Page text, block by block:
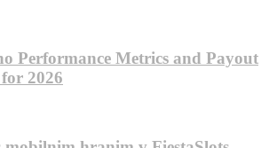
Performance Metrics and Payout
2026